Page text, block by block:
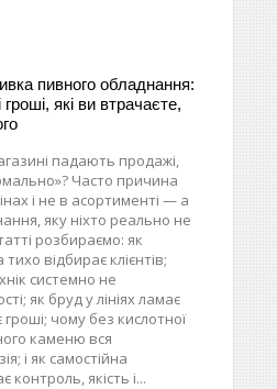
пивного обладнання:
гроші, які ви втрачаєте,
падають продажі,
Часто причина
і не в асортименті — а
яку ніхто реально не
розбираємо: як
відбирає клієнтів;
системно не
як бруд у лініях ламає
гроші; чому без кислотної
каменю вся
і як самостійна
якість і...